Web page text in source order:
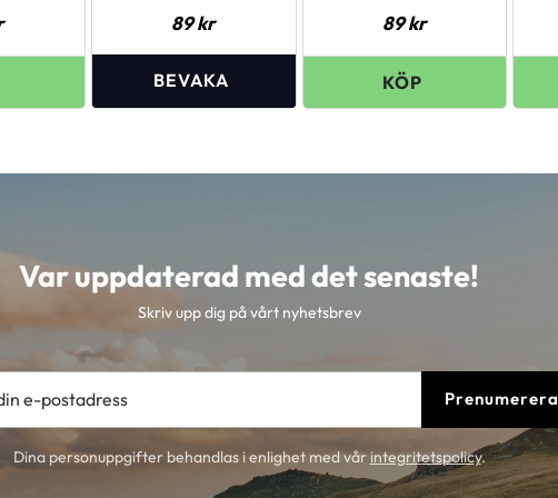
89kr 89kr
Var uppdaterad med det senaste!
Skriv upp dig på vårt nyhetsbrev
Prenumerera
Dina personuppgifter behandlas i enlighet med vårintegritetspolicy.